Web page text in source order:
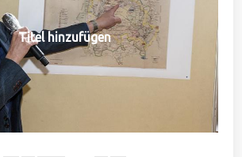
Titel hinzufügen